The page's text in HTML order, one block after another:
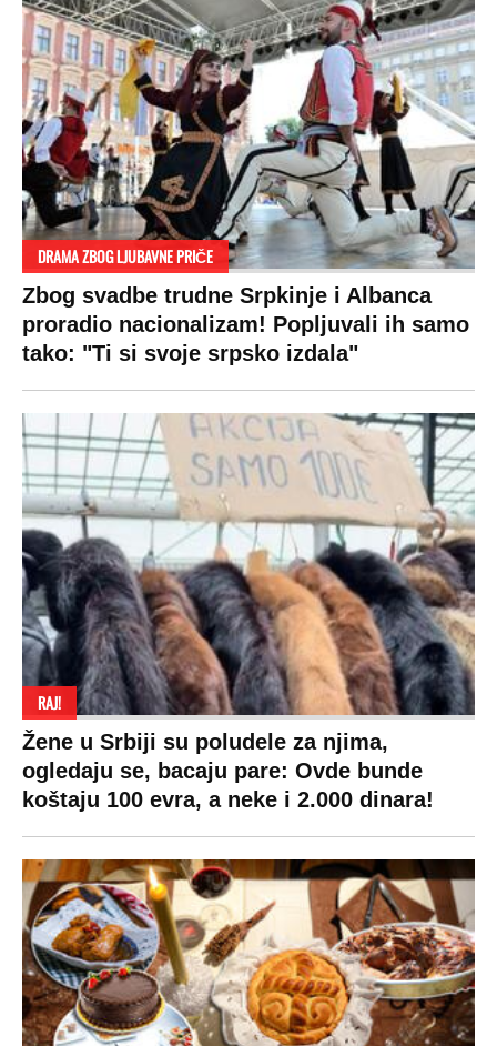
DRAMA ZBOG LJUBAVNE PRIČE
Zbog svadbe trudne Srpkinje i Albanca
proradio nacionalizam! Popljuvali ih samo
tako: "Ti si svoje srpsko izdala"
RAJ!
Žene u Srbiji su poludele za njima,
ogledaju se, bacaju pare: Ovde bunde
koštaju 100 evra, a neke i 2.000 dinara!